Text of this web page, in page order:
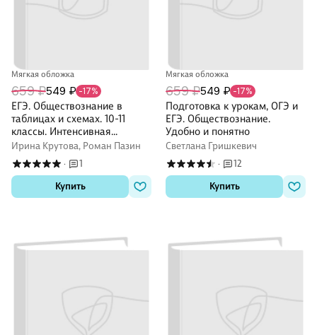
Мягкая обложка
659 ₽549 ₽ -17%
ЕГЭ. Обществознание в
таблицах и схемах. 10-11
классы. Интенсивная
подготовка к ЕГЭ:
обобщение, систематизация
и повторение курса
Ирина Крутова, Роман Пазин
·
1
Купить
Мягкая обложка
659 ₽549 ₽ -17%
Подготовка к урокам, ОГЭ и
ЕГЭ. Обществознание.
Удобно и понятно
Светлана Гришкевич
·
12
Купить